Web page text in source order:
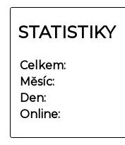
STATISTIKY
Online:
Celkem:
Měsíc:
Den: